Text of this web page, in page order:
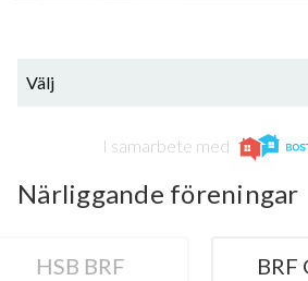
Välj
I samarbete med
Närliggande föreningar
BRF
BRF Grinden